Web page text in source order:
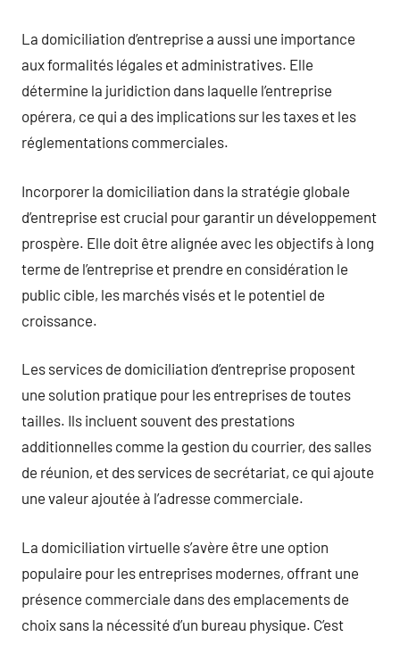
La domiciliation d’entreprise a aussi une importance
aux formalités légales et administratives. Elle
détermine la juridiction dans laquelle l’entreprise
opérera, ce qui a des implications sur les taxes et les
réglementations commerciales.
Incorporer la domiciliation dans la stratégie globale
d’entreprise est crucial pour garantir un développement
prospère. Elle doit être alignée avec les objectifs à long
terme de l’entreprise et prendre en considération le
public cible, les marchés visés et le potentiel de
croissance.
Les services de domiciliation d’entreprise proposent
une solution pratique pour les entreprises de toutes
tailles. Ils incluent souvent des prestations
additionnelles comme la gestion du courrier, des salles
de réunion, et des services de secrétariat, ce qui ajoute
une valeur ajoutée à l’adresse commerciale.
La domiciliation virtuelle s’avère être une option
populaire pour les entreprises modernes, offrant une
présence commerciale dans des emplacements de
choix sans la nécessité d’un bureau physique. C’est